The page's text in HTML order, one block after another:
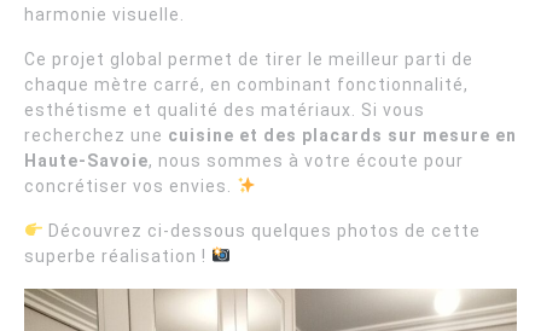
harmonie visuelle.
Ce projet global permet de tirer le meilleur parti de
chaque mètre carré, en combinant fonctionnalité,
esthétisme et qualité des matériaux. Si vous
recherchez une cuisine et des placards sur mesure en
Haute-Savoie, nous sommes à votre écoute pour
concrétiser vos envies.
Découvrez ci-dessous quelques photos de cette
superbe réalisation !